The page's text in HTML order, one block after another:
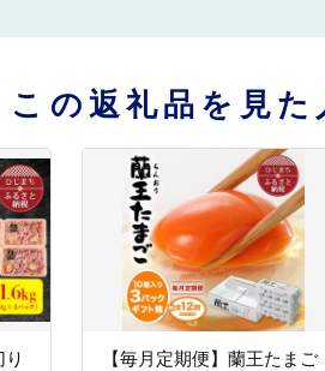
この返礼品を見
り
【毎月定期便】蘭王たまご